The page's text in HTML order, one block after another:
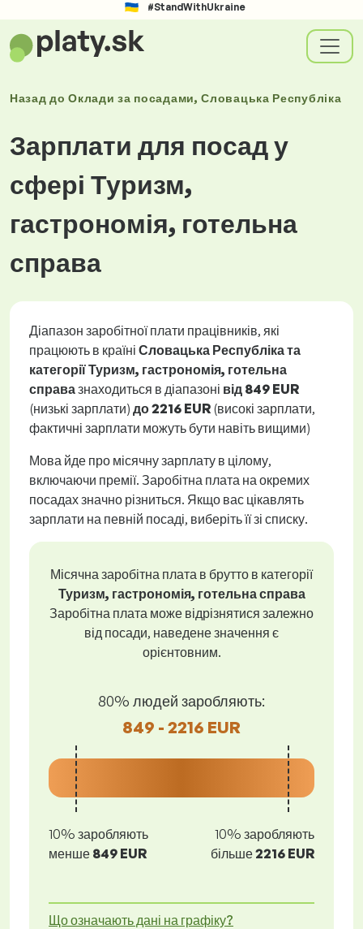
#StandWithUkraine
Назад доОкладиза посадами, Словацька Республіка
Зарплати для посад у
сфері Туризм,
гастрономія, готельна
справа
Діапазон заробітної плати працівників, які
працюють в країні Словацька Республіка та
категорії Туризм, гастрономія, готельна
справазнаходиться в діапазоні від 849 EUR
(низькі зарплати) до2216 EUR (високі зарплати,
фактичні зарплати можуть бути навіть вищими)
Мова йде про місячну зарплату в цілому,
включаючи премії. Заробітна плата на окремих
посадах значно різниться. Якщо вас цікавлять
зарплати на певній посаді, виберіть її зі списку.
Місячна заробітна плата в брутто в категорії
Туризм, гастрономія, готельна справа
Заробітна плата може відрізнятися залежно
від посади, наведене значення є
орієнтовним.
80% людей заробляють:
849 - 2216 EUR
10% заробляють
менше 849 EUR
10% заробляють
більше2216 EUR
Що означають дані на графіку?